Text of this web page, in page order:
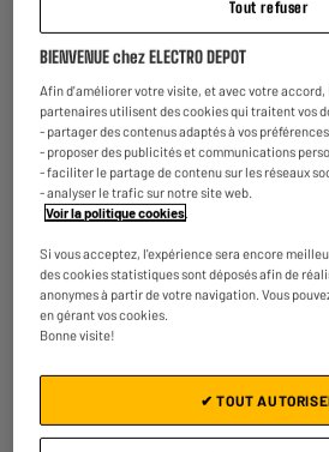
quotidien. Jouez confortablement,
regardez vos films, visionnez vos
photos, répondez aux emails et lisez
Reconditionné en Europe
Contrôlé et remis en état en Europe
Tout refuser
BIENVENUE chez ELECTRO DEPOT
Afin d'améliorer votre visite, et avec votre accord,
partenaires utilisent des cookies qui traitent vos
- partager des contenus adaptés à vos
- proposer des publicités et communications
- faciliter le partage de contenu sur les réseaux
- analyser le trafic sur notre site web.
Voir la politique cookies.
Si vous acceptez, l'expérience sera encore
des cookies statistiques sont déposés afin de
anonymes à partir de votre navigation. Vous
en gérant vos cookies.
Bonne visite!
✔ TOUT